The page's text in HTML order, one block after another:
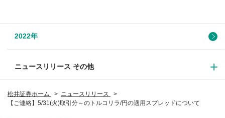
松井証券ホーム
ニュースリリース
【ご連絡】5/31(火)取引分～のトルコリラ/円の適用スプレッドについて
2022年
ニュースリリース その他